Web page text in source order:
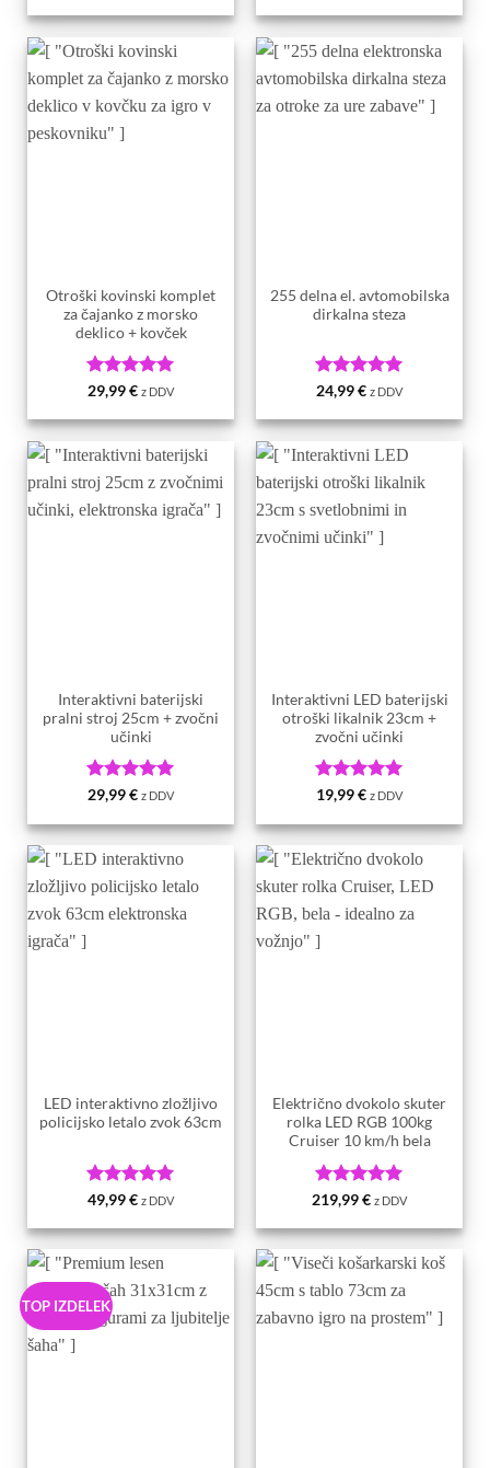
Otroški kovinski komplet
za čajanko z morsko
deklico + kovček
Ocenjeno5
29,99€ z DDV
255 delna el. avtomobilska
dirkalna steza
Ocenjeno5
24,99€ z DDV
Interaktivni baterijski
pralni stroj 25cm + zvočni
učinki
Ocenjeno5
29,99€ z DDV
Interaktivni LED baterijski
otroški likalnik 23cm +
zvočni učinki
Ocenjeno5
19,99€ z DDV
LED interaktivno zložljivo
policijsko letalo zvok 63cm
Ocenjeno5
49,99€ z DDV
Električno dvokolo skuter
rolka LED RGB 100kg
Cruiser 10 km/h bela
Ocenjeno5
219,99€ z DDV
TOP IZDELEK